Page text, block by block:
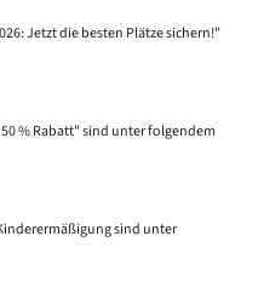
Jetzt die besten Plätze sichern!"
% Rabatt" sind unter folgendem
sind unter